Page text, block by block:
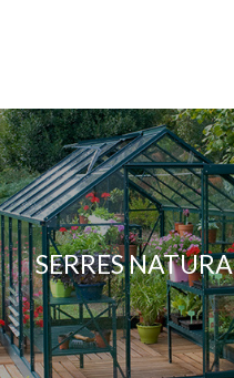
SERRES NATURA